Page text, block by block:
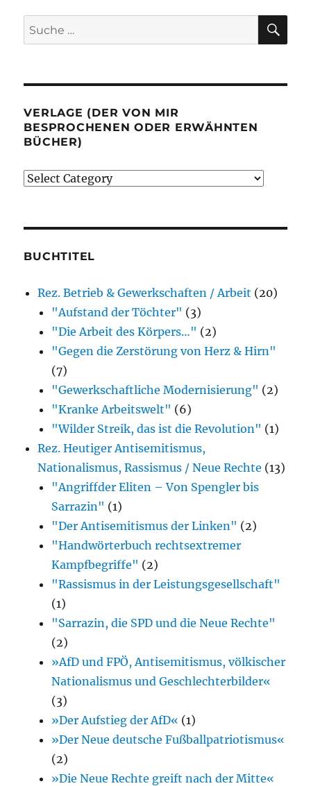
Suche
nach:
VERLAGE (DER VON MIR
BESPROCHENEN ODER ERWÄHNTEN
BÜCHER)
Verlage
besprochenen
erwähnten
Bücher)
BUCHTITEL
Rez. Betrieb & Gewerkschaften / Arbeit (20)
"Aufstand der Töchter" (3)
"Die Arbeit des Körpers…" (2)
"Gegen die Zerstörung von Herz & Hirn"
(7)
"Gewerkschaftliche Modernisierung" (2)
"Kranke Arbeitswelt" (6)
"Wilder Streik, das ist die Revolution" (1)
Rez. Heutiger Antisemitismus,
Nationalismus, Rassismus / Neue Rechte (13)
"Angriffder Eliten – Von Spengler bis
Sarrazin" (1)
"Der Antisemitismus der Linken" (2)
"Handwörterbuch rechtsextremer
Kampfbegriffe" (2)
"Rassismus in der Leistungsgesellschaft"
(1)
"Sarrazin, die SPD und die Neue Rechte"
(2)
»AfD und FPÖ, Antisemitismus, völkischer
Nationalismus und Geschlechterbilder«
(3)
»Der Aufstieg der AfD« (1)
»Der Neue deutsche Fußballpatriotismus«
(2)
»Die Neue Rechte greift nach der Mitte«